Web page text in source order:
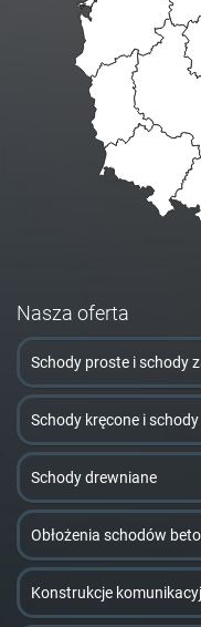
Nasza oferta
Schody proste i schody
Schody kręcone i
Schody drewniane
Obłożenia schodów
Konstrukcje